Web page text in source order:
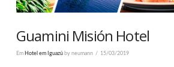
Guamini Misión Hotel
Em Hotel em Iguazúby neumann 15/03/2019